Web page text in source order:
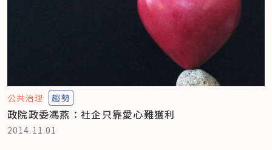
公共治理 趨勢
政院政委馮燕：社企只靠愛心難獲利
2014.11.01